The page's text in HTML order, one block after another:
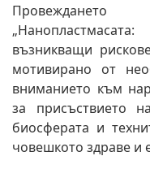
възникващи
мотивирано от
вниманието към
за присъствието
биосферата и
човешкото здраве и